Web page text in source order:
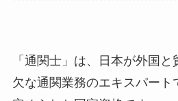
「通関士」は、日本が外国
欠な通関業務のエキスパート